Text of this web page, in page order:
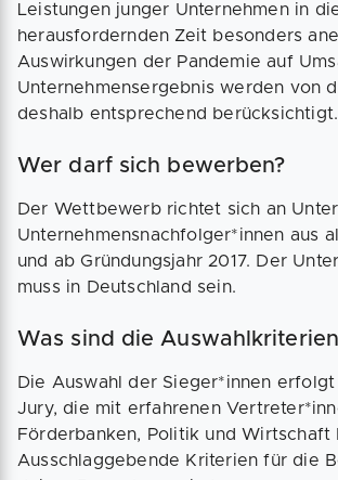
Leistungen junger Unternehmen in
herausfordernden Zeit besonders
Auswirkungen der Pandemie auf
Unternehmensergebnis werden von
deshalb entsprechend berücksichtigt.
Wer darf sich bewerben?
Der Wettbewerb richtet sich an
Unternehmensnachfolger*innen aus
und ab Gründungsjahr 2017. Der
muss in Deutschland sein.
Was sind die
Die Auswahl der Sieger*innen erfolgt
Jury, die mit erfahrenen
Förderbanken, Politik und Wirtschaft
Ausschlaggebende Kriterien für die